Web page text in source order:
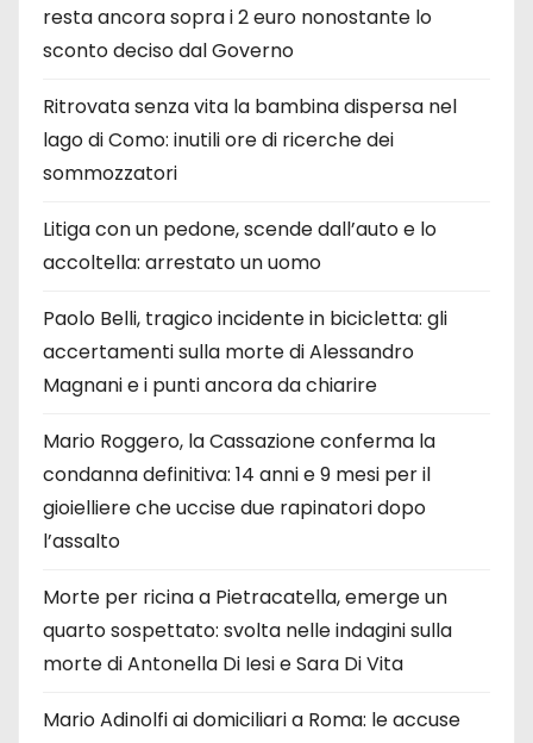
resta ancora sopra i 2 euro nonostante lo
sconto deciso dal Governo
Ritrovata senza vita la bambina dispersa nel
lago di Como: inutili ore di ricerche dei
sommozzatori
Litiga con un pedone, scende dall’auto e lo
accoltella: arrestato un uomo
Paolo Belli, tragico incidente in bicicletta: gli
accertamenti sulla morte di Alessandro
Magnani e i punti ancora da chiarire
Mario Roggero, la Cassazione conferma la
condanna definitiva: 14 anni e 9 mesi per il
gioielliere che uccise due rapinatori dopo
l’assalto
Morte per ricina a Pietracatella, emerge un
quarto sospettato: svolta nelle indagini sulla
morte di Antonella Di Iesi e Sara Di Vita
Mario Adinolfi ai domiciliari a Roma: le accuse